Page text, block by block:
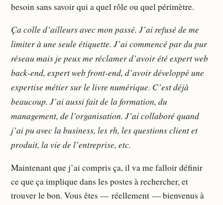
besoin sans savoir qui a quel rôle ou quel périmètre.
Ça colle d’ailleurs avec mon passé. J’ai refusé de me
limiter à une seule étiquette. J’ai commencé par du pur
réseau mais je peux me réclamer d’avoir été expert web
back-end, expert web front-end, d’avoir développé une
expertise métier sur le livre numérique. C’est déjà
beaucoup. J’ai aussi fait de la formation, du
management, de l’organisation. J’ai collaboré quand
j’ai pu avec la business, les rh, les questions client et
produit, la vie de l’entreprise, etc.
Maintenant que j’ai compris ça, il va me falloir définir
ce que ça implique dans les postes à rechercher, et
trouver le bon. Vous êtes — réellement — bienvenus à